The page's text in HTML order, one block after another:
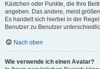
Kästchen oder Punkte, die Ihre
angeben. Das andere, meist
Es handelt sich hierbei in der
Benutzer zu Benutzer
Nach oben
Wie verwende ich einen Avatar?